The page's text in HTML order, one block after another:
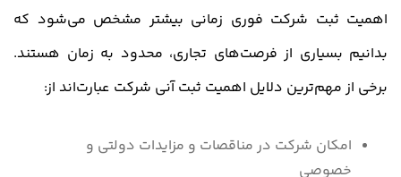
اهمیت ثبت شرکت فوری زمانی بیشتر مشخص می‌شود که
بدانیم بسیاری از فرصت‌های تجاری، محدود به زمان هستند.
برخی از مهم‌ترین دلایل اهمیت ثبت آنی شرکت عبارت‌اند از:
امکان شرکت در مناقصات و مزایدات دولتی و
خصوصی